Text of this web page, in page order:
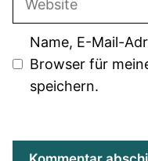
Name, E-Mail-
Browser für
speichern.